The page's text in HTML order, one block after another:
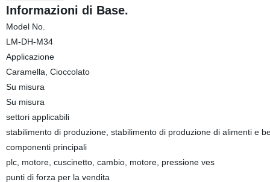
Informazioni di Base.
Model No.
LM-DH-M34
Applicazione
Caramella, Cioccolato
Su misura
Su misura
settori applicabili
stabilimento di produzione, stabilimento di produzione di alimenti e
componenti principali
plc, motore, cuscinetto, cambio, motore, pressione ves
punti di forza per la vendita